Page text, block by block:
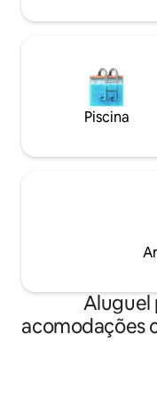
Piscina
Aluguel
acomodações